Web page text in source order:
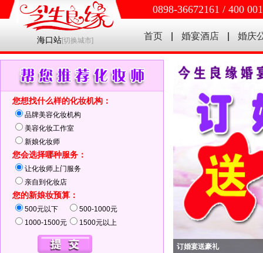
海口站[切换城市]
0898-36672161 / 400
首页 婚宴酒店 婚庆
您想找什么样的化妆机构：
品牌美容化妆机构
美容化妆工作室
新娘化妆师
您会选择哪种服务：
让化妆师上门服务
亲自到化妆店
您的新娘妆预算：
500元以下
500-1000元
1000-1500元
1500元以上
订婚宴送豪礼